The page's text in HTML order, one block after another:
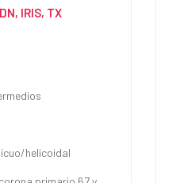
IRIS, TX
helicoidal